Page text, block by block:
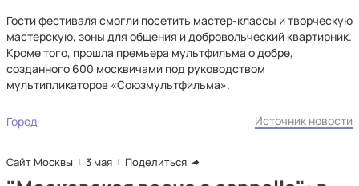
Гости фестиваля смогли посетить мастер-классы и творческую
мастерскую, зоны для общения и добровольческий квартирник.
Кроме того, прошла премьера мультфильма о добре,
созданного 600 москвичами под руководством
мультипликаторов «Союзмультфильма».
Город Источник новости
Сайт Москвы 3 мая Поделиться